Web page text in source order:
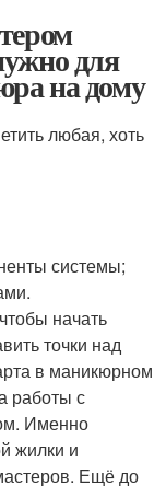
для
на дому
любая, хоть
системы;
начать
точки над
в маникюрном
работы с
Именно
жилки и
Ещё до